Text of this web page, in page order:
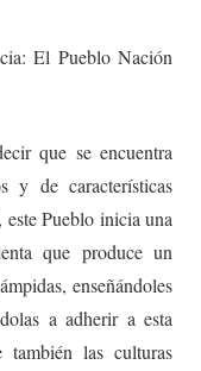
El Pueblo Nación
que se encuentra
y de características
Pueblo inicia una
que produce un
enseñándoles
a adherir a esta
las culturas